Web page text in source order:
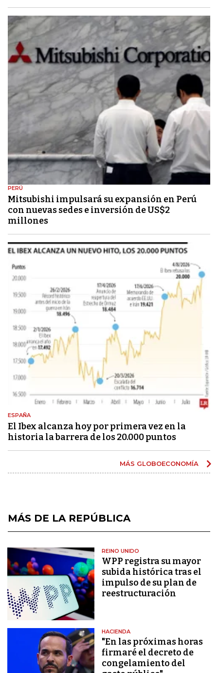
PERÚ
Mitsubishi impulsará su expansión en Perú
con nuevas sedes e inversión de US$2
millones
ESPAÑA
El Ibex alcanza hoy por primera vez en la
historia la barrera de los 20.000 puntos
MÁS GLOBOECONOMÍA
MÁS DE LA REPÚBLICA
REINO UNIDO
WPP registra su mayor
subida histórica tras el
impulso de su plan de
reestructuración
HACIENDA
"En las próximas horas
firmaré el decreto de
congelamiento del